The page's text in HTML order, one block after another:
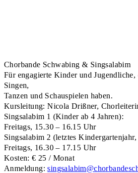
Chorbande Schwabing & Singsalabim
Für engagierte Kinder und
Singen,
Tanzen und Schauspielen haben.
Kursleitung: Nicola Drißner,
Singsalabim 1 (Kinder ab 4 Jahren):
Freitags, 15.30 – 16.15 Uhr
Singsalabim 2 (letztes
Freitags, 16.30 – 17.15 Uhr
Kosten: € 25 / Monat
Anmeldung: